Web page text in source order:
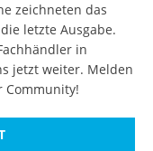
zeichneten das
letzte Ausgabe.
in
jetzt weiter. Melden
Community!